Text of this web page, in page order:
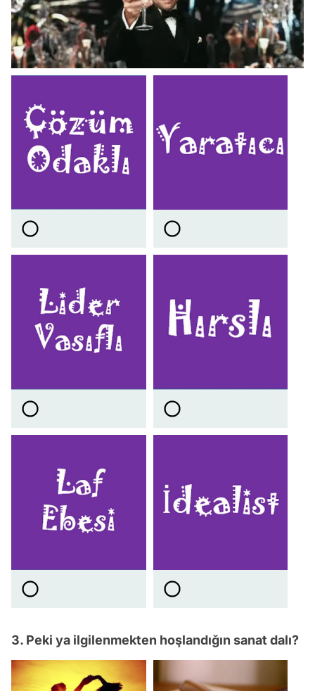
3. Peki ya ilgilenmekten hoşlandığın sanat dalı?